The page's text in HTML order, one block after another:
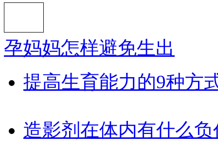
孕妈妈怎样避免生出
提高生育能力的9种方
造影剂在体内有什么负